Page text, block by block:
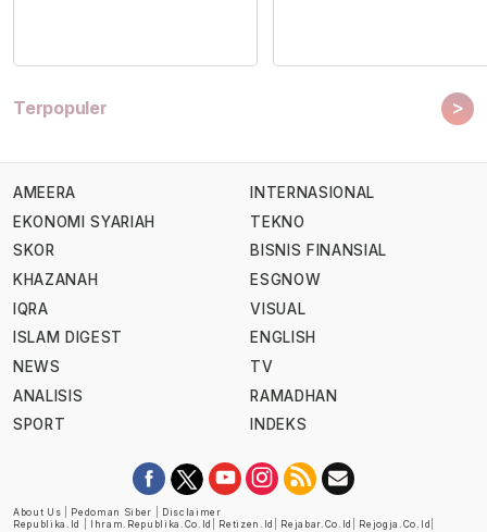
Terpopuler >
AMEERA
EKONOMI SYARIAH
SKOR
KHAZANAH
IQRA
ISLAM DIGEST
NEWS
ANALISIS
SPORT
INTERNASIONAL
TEKNO
BISNIS FINANSIAL
ESGNOW
VISUAL
ENGLISH
TV
RAMADHAN
INDEKS
About Us Pedoman Siber
Disclaimer
Republika.id
Ihram.republika.co.id Retizen.id Rejabar.co.id Rejogja.co.id